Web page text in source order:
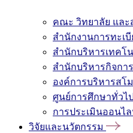
คณะ วิทยาลัย และ
สำนักงานการทะเ
สำนักบริหารเทคโ
สำนักบริหารกิจกา
องค์การบริหารสโ
ศูนย์การศึกษาทั่วไป
การประเมินออนไ
วิจัยและนวัตกรรม